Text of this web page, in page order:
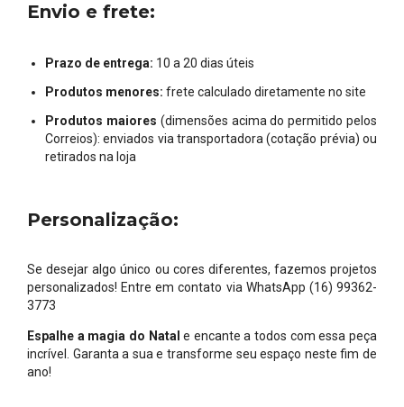
Envio e frete:
Prazo de entrega: 10 a 20 dias úteis
Produtos menores: frete calculado diretamente no site
Produtos maiores (dimensões acima do permitido pelos
Correios): enviados via transportadora (cotação prévia) ou
retirados na loja
Personalização:
Se desejar algo único ou cores diferentes, fazemos projetos
personalizados! Entre em contato via WhatsApp (16) 99362-
3773
Espalhe a magia do Natal e encante a todos com essa peça
incrível. Garanta a sua e transforme seu espaço neste fim de
ano!